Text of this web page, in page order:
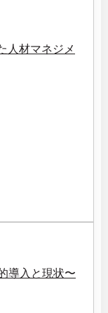
人材マネジメ
導入と現状〜